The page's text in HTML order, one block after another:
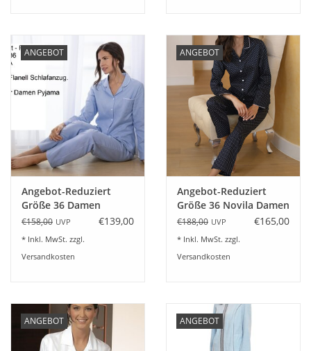
ANGEBOT
Angebot-Reduziert
Größe 36 Damen
Schlafanzug Flanell
€158,00 UVP €139,00
* Inkl. MwSt. zzgl.
Versandkosten
ANGEBOT
Angebot-Reduziert
Größe 36 Novila Damen
Schlafanzug Paula 8670
€188,00 UVP €165,00
* Inkl. MwSt. zzgl.
Versandkosten
ANGEBOT ANGEBOT